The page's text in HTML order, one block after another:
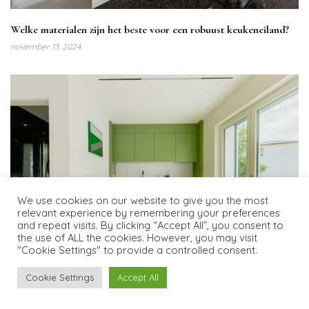
Welke materialen zijn het beste voor een robuust keukeneiland?
november 13, 2024
Compacte buitenkeukens: multifunctionele modules voor de
We use cookies on our website to give you the most
relevant experience by remembering your preferences
and repeat visits. By clicking “Accept All”, you consent to
the use of ALL the cookies. However, you may visit
"Cookie Settings" to provide a controlled consent.
Cookie Settings Accept All